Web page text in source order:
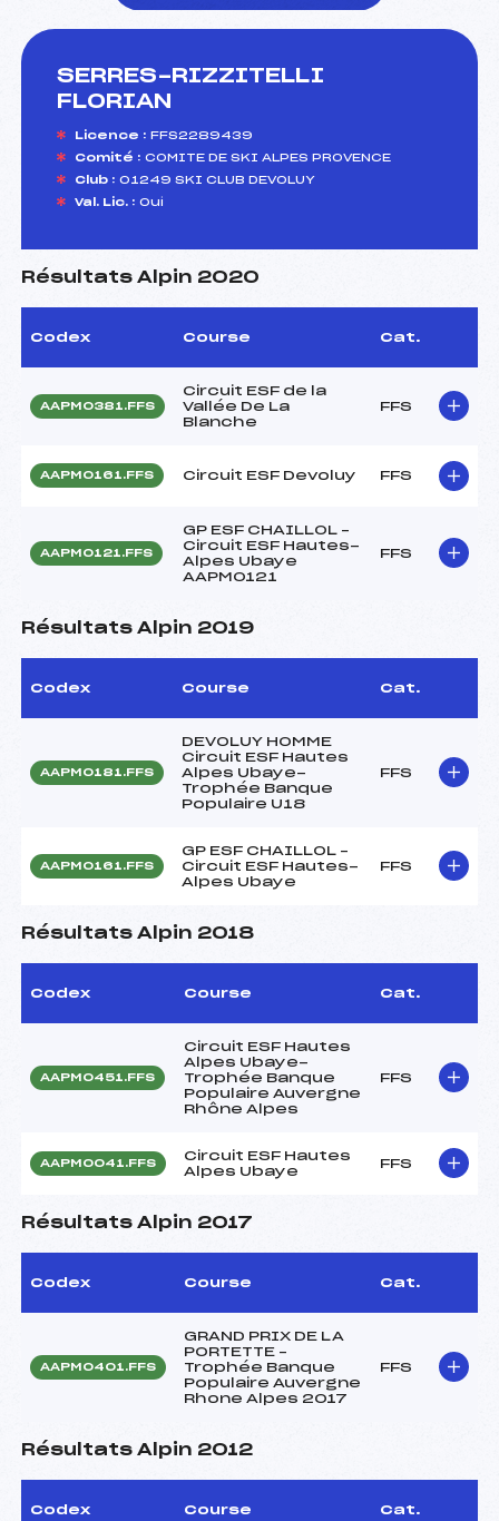
le ski
SERRES-RIZZITELLI
FLORIAN
Licence : FFS2289439
Comité : COMITE DE SKI ALPES PROVENCE
Club : 01249 SKI CLUB DEVOLUY
Val. Lic. : Oui
Résultats Alpin 2020
Codex Course Cat.
AAPM0381.FFS
Circuit ESF de la
Vallée De La
Blanche
FFS
AAPM0161.FFS Circuit ESF Devoluy FFS
AAPM0121.FFS
GP ESF CHAILLOL –
Circuit ESF Hautes-
Alpes Ubaye
AAPM0121
FFS
Résultats Alpin 2019
Codex Course Cat.
AAPM0181.FFS
DEVOLUY HOMME
Circuit ESF Hautes
Alpes Ubaye-
Trophée Banque
Populaire U18
FFS
AAPM0161.FFS
GP ESF CHAILLOL –
Circuit ESF Hautes-
Alpes Ubaye
FFS
Résultats Alpin 2018
Codex Course Cat.
AAPM0451.FFS
Circuit ESF Hautes
Alpes Ubaye-
Trophée Banque
Populaire Auvergne
Rhône Alpes
FFS
AAPM0041.FFS
Circuit ESF Hautes
Alpes Ubaye
FFS
Résultats Alpin 2017
Codex Course Cat.
AAPM0401.FFS
GRAND PRIX DE LA
PORTETTE –
Trophée Banque
Populaire Auvergne
Rhone Alpes 2017
FFS
Résultats Alpin 2012
Codex Course Cat.